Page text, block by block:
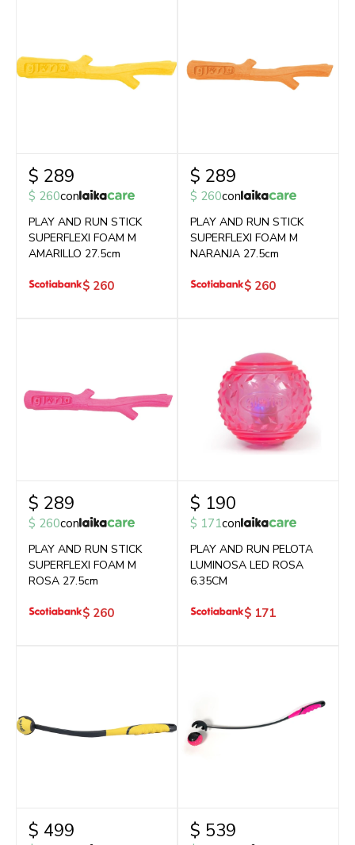
$ 289
$ 260con
PLAY AND RUN STICK
SUPERFLEXI FOAM M
AMARILLO 27.5cm
$ 260
$ 289
$ 260con
PLAY AND RUN STICK
SUPERFLEXI FOAM M
NARANJA 27.5cm
$ 260
$ 289
$ 260con
PLAY AND RUN STICK
SUPERFLEXI FOAM M
ROSA 27.5cm
$ 260
$ 190
$ 171con
PLAY AND RUN PELOTA
LUMINOSA LED ROSA
6.35CM
$ 171
$ 499 $ 539